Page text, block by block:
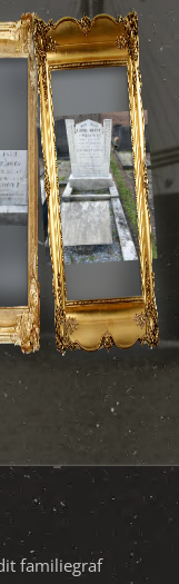
familiegraf